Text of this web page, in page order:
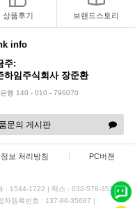
2018.04.10
상품후기 브랜드스토리
info
주:
하임주식회사 장준환
행 140 - 010 - 796070
문의 게시판
보 처리방침 | PC버젼
: 1544-1722 | 팩스 : 032-578-3538 |
자등록번호 : 137-86-35687 |